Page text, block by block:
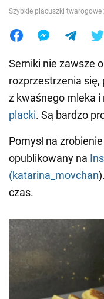
Jedzenie
Szybkie placuszki
Serniki nie zawsze
rozprzestrzenia się,
z kwaśnego mleka
placki. Są bardzo
Pomysł na
opublikowany na
(katarina_movchan
czas.